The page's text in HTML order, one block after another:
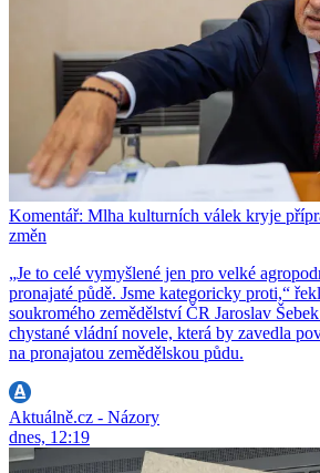
Komentář: Mlha kulturních válek kryje
změn
„Je to celé vymyšlené jen pro velké
pronajaté půdě. Jsme kategoricky proti,“
soukromého zemědělství ČR Jaroslav
chystané vládní novele, která by zavedla
na pronajatou zemědělskou půdu.
Aktuálně.cz - Názory
dnes, 12:19